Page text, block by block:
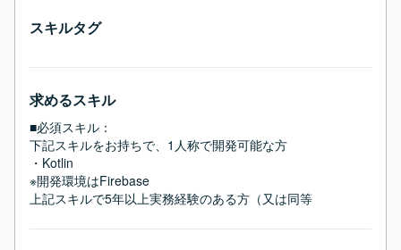
スキルタグ
求めるスキル
■必須スキル：
下記スキルをお持ちで、1人称で開発可能な方
・Kotlin
※開発環境はFirebase
上記スキルで5年以上実務経験のある方（又は同等